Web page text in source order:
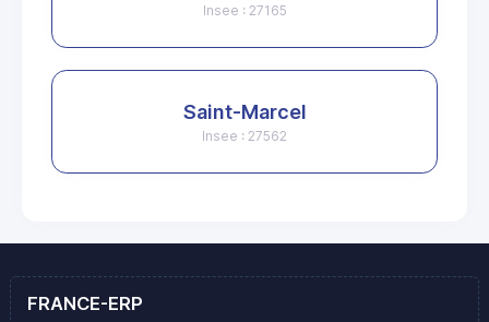
Insee : 27165
Saint-Marcel
Insee : 27562
FRANCE-ERP